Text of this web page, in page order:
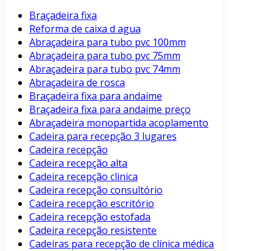
Braçadeira fixa
Reforma de caixa d agua
Abraçadeira para tubo pvc 100mm
Abraçadeira para tubo pvc 75mm
Abraçadeira para tubo pvc 74mm
Abraçadeira de rosca
Braçadeira fixa para andaime
Braçadeira fixa para andaime preço
Abraçadeira monopartida acoplamento
Cadeira para recepção 3 lugares
Cadeira recepção
Cadeira recepção alta
Cadeira recepção clinica
Cadeira recepção consultório
Cadeira recepção escritório
Cadeira recepção estofada
Cadeira recepção resistente
Cadeiras para recepção de clínica médica